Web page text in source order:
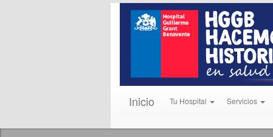
Inicio Tu Hospital Servicios